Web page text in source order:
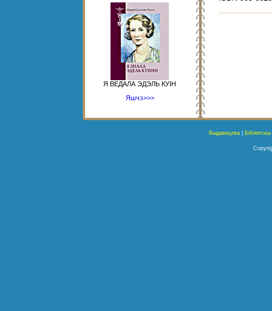
Я ВЕДАЛА ЭДЭЛЬ КУІН
Яшчэ>>>
Выдавецтва| Бібліятэка